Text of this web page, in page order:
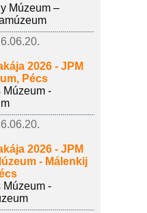
Múzeum –
2026 - JPM
Pécs
-
2026 - JPM
- Málenkij
-